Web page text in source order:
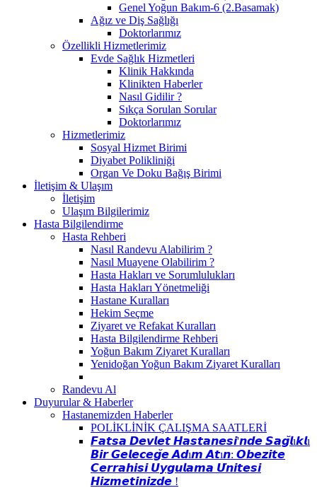
Genel Yoğun Bakım-6 (2.Basamak)
Ağız ve Diş Sağlığı
Doktorlarımız
Özellikli Hizmetlerimiz
Evde Sağlık Hizmetleri
Klinik Hakkında
Klinikten Haberler
Nasıl Gidilir ?
Sıkça Sorulan Sorular
Doktorlarımız
Hizmetlerimiz
Sosyal Hizmet Birimi
Diyabet Polikliniği
Organ Ve Doku Bağış Birimi
İletişim & Ulaşım
İletişim
Ulaşım Bilgilerimiz
Hasta Bilgilendirme
Hasta Rehberi
Nasıl Randevu Alabilirim ?
Nasıl Muayene Olabilirim ?
Hasta Hakları ve Sorumlulukları
Hasta Hakları Yönetmeliği
Hastane Kuralları
Hekim Seçme
Ziyaret ve Refakat Kuralları
Hasta Bilgilendirme Rehberi
Yoğun Bakım Ziyaret Kuralları
Yenidoğan Yoğun Bakım Ziyaret Kuralları
Randevu Al
Duyurular & Haberler
Hastanemizden Haberler
POLİKLİNİK ÇALIŞMA SAATLERİ
𝙁𝙖𝙩𝙨𝙖 𝘿𝙚𝙫𝙡𝙚𝙩 𝙃𝙖𝙨𝙩𝙖𝙣𝙚𝙨𝙞'𝙣𝙙𝙚 𝙎𝙖𝙜̆𝙡ı𝙠𝙡ı
𝘽𝙞𝙧 𝙂𝙚𝙡𝙚𝙘𝙚𝙜̆𝙚 𝘼𝙙ı𝙢 𝘼𝙩ı𝙣: 𝙊𝙗𝙚𝙯𝙞𝙩𝙚
𝘾𝙚𝙧𝙧𝙖𝙝𝙞𝙨𝙞 𝙐𝙮𝙜𝙪𝙡𝙖𝙢𝙖 𝙐̈𝙣𝙞𝙩𝙚𝙨𝙞
𝙃𝙞𝙯𝙢𝙚𝙩𝙞𝙣𝙞𝙯𝙙𝙚 !